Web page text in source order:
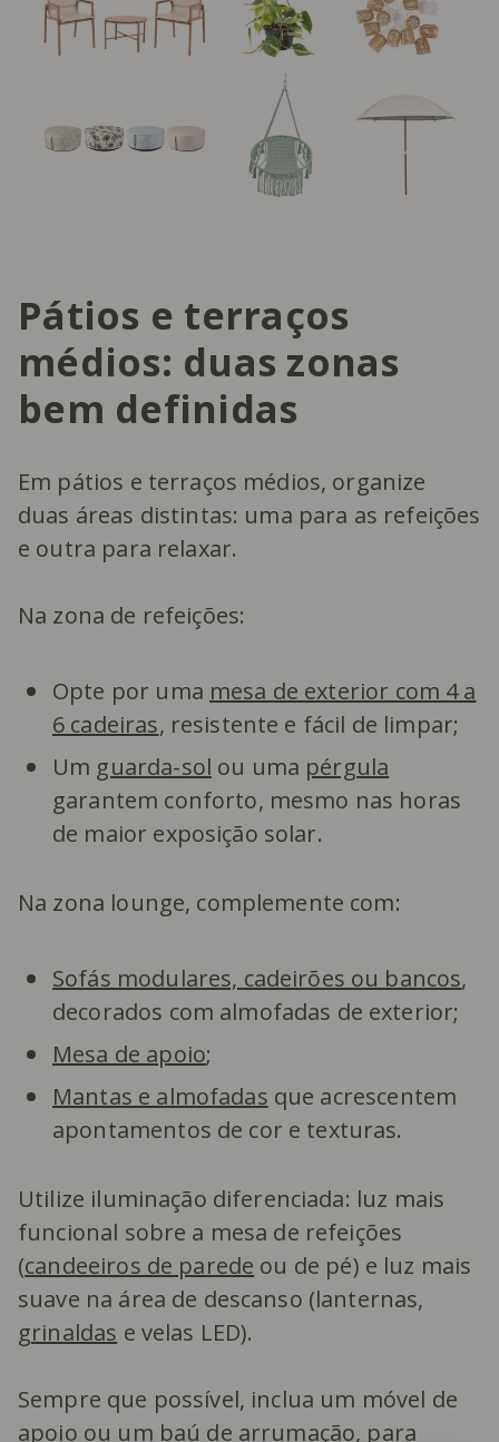
Pátios e terraços
médios: duas zonas
bem definidas
Em pátios e terraços médios, organize
duas áreas distintas: uma para as refeições
e outra para relaxar.
Na zona de refeições:
Opte por uma mesa de exterior com 4 a
6 cadeiras, resistente e fácil de limpar;
Um guarda-sol ou uma pérgula
garantem conforto, mesmo nas horas
de maior exposição solar.
Na zona lounge, complemente com:
Sofás modulares, cadeirões ou bancos,
decorados com almofadas de exterior;
Mesa de apoio;
Mantas e almofadas que acrescentem
apontamentos de cor e texturas.
Utilize iluminação diferenciada: luz mais
funcional sobre a mesa de refeições
(candeeiros de parede ou de pé) e luz mais
suave na área de descanso (lanternas,
grinaldas e velas LED).
Sempre que possível, inclua um móvel de
apoio ou um baú de arrumação, para